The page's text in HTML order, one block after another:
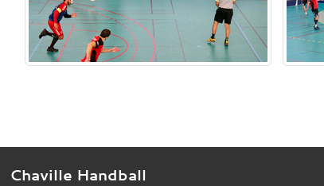
Chaville Handball